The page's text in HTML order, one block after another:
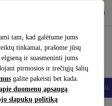
tam, kad galėtume jums
tinkamai, prašome jūsų
ir suasmeninti jums
pirmosios ir trečiųjų šalių
galite pakeisti bet kada.
duomenų apsaugą.
slapukų politiką
Planšetės Išmanieji